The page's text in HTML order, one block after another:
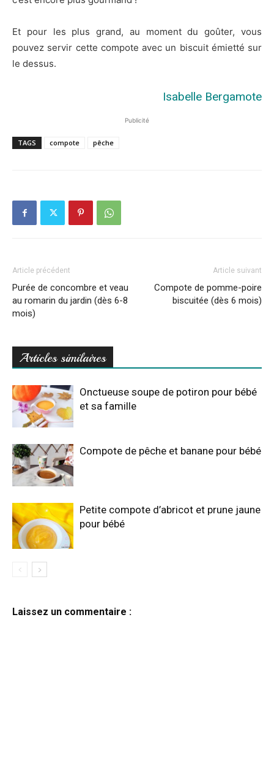
Et pour les plus grand, au moment du goûter, vous
pouvez servir cette compote avec un biscuit émietté sur
le dessus.
Isabelle Bergamote
Publicité
TAGS compote pêche
Article précédent
Purée de concombre et veau
au romarin du jardin (dès 6-8
mois)
Article suivant
Compote de pomme-poire
biscuitée (dès 6 mois)
Articles similaires
Onctueuse soupe de potiron pour bébé
et sa famille
Compote de pêche et banane pour bébé
Petite compote d’abricot et prune jaune
pour bébé
Laissez un commentaire :